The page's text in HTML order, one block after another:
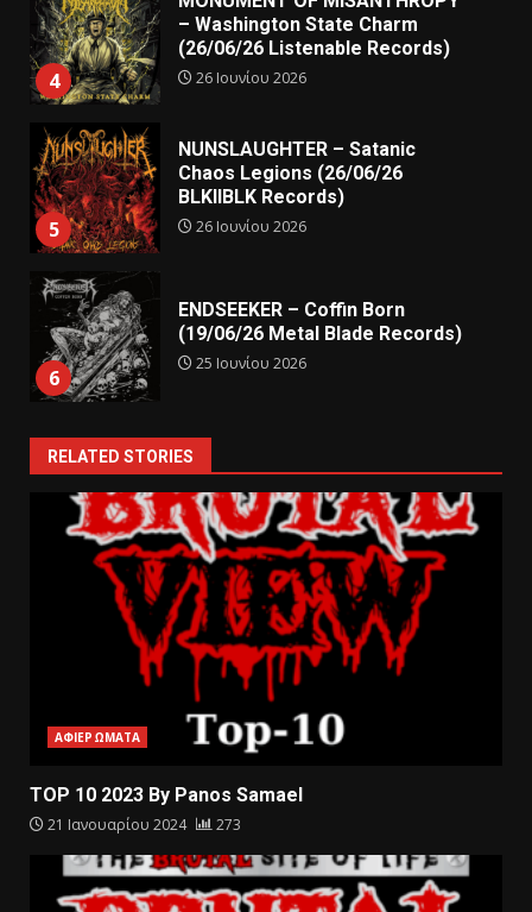
4
– Washington State Charm
(26/06/26 Listenable Records)
26 Ιουνίου 2026
5
NUNSLAUGHTER – Satanic
Chaos Legions (26/06/26
BLKIIBLK Records)
26 Ιουνίου 2026
6
ENDSEEKER – Coffin Born
(19/06/26 Metal Blade Records)
25 Ιουνίου 2026
RELATED STORIES
ΑΦΙΕΡΩΜΑΤΑ
TOP 10 2023 By Panos Samael
21 Ιανουαρίου 2024 273